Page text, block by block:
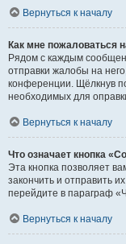
Вернуться к началу
Как мне пожаловаться
Рядом с каждым
отправки жалобы на
конференции. Щёлкнув
необходимых для
Вернуться к началу
Что означает кнопка
Эта кнопка позволяет
закончить и отправить
перейдите в параграф
Вернуться к началу